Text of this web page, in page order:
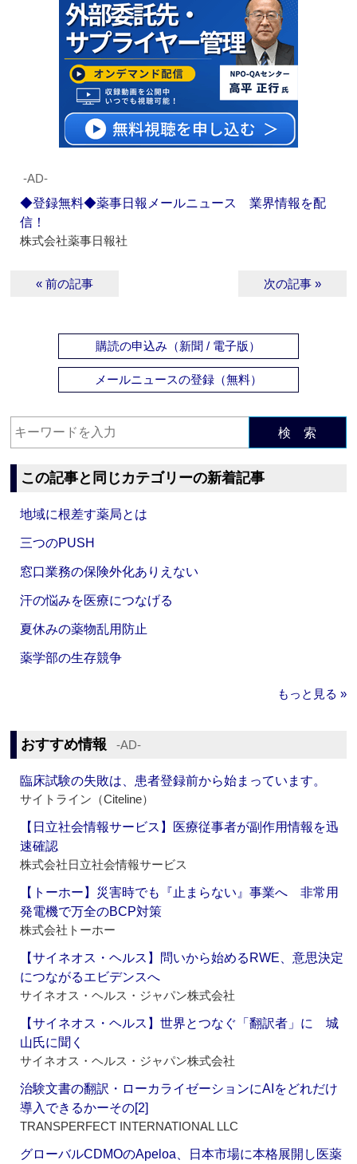
‐AD‐
◆登録無料◆薬事日報メールニュース 業界情報を配
信！
株式会社薬事日報社
« 前の記事 次の記事 »
購読の申込み（新聞 / 電子版）
メールニュースの登録（無料）
検 索
この記事と同じカテゴリーの新着記事
地域に根差す薬局とは
三つのPUSH
窓口業務の保険外化ありえない
汗の悩みを医療につなげる
夏休みの薬物乱用防止
薬学部の生存競争
もっと見る »
おすすめ情報 ‐AD‐
臨床試験の失敗は、患者登録前から始まっています。
サイトライン（Citeline）
【日立社会情報サービス】医療従事者が副作用情報を迅
速確認
株式会社日立社会情報サービス
【トーホー】災害時でも『止まらない』事業へ 非常用
発電機で万全のBCP対策
株式会社トーホー
【サイネオス・ヘルス】問いから始めるRWE、意思決定
につながるエビデンスへ
サイネオス・ヘルス・ジャパン株式会社
【サイネオス・ヘルス】世界とつなぐ「翻訳者」に 城
山氏に聞く
サイネオス・ヘルス・ジャパン株式会社
治験文書の翻訳・ローカライゼーションにAIをどれだけ
導入できるかーその[2]
TRANSPERFECT INTERNATIONAL LLC
グローバルCDMOのApeloa、日本市場に本格展開し医薬